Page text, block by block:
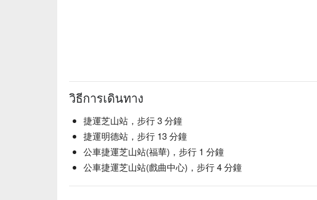
วิธีการเดินทาง
捷運芝山站，步行 3 分鐘
捷運明德站，步行 13 分鐘
公車捷運芝山站(福華)，步行 1 分鐘
公車捷運芝山站(戲曲中心)，步行 4 分鐘